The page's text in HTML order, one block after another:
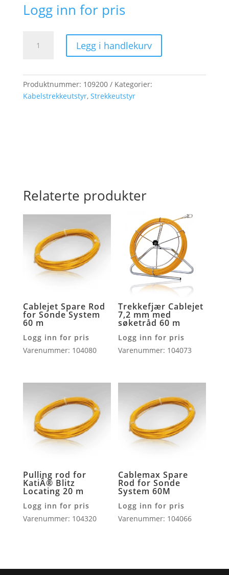
Logg inn for pris
lateral
eye
Legg i handlekurv
Produktnummer: 109200
Kategorier:
Kabelstrekkeutstyr, Strekkeutstyr
Relaterte produkter
Cablejet Spare Rod
for Sonde System
60 m
Logg inn for pris
Varenummer: 104080
Trekkefjær Cablejet
7,2 mm med
søketråd 60 m
Logg inn for pris
Varenummer: 104073
Pulling rod for
KatiÂ® Blitz
Locating 20 m
Logg inn for pris
Varenummer: 104320
Cablemax Spare
Rod for Sonde
System 60M
Logg inn for pris
Varenummer: 104066